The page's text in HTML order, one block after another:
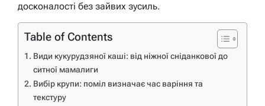
досконалості без зайвих зусиль.
Table of Contents
Види кукурудзяної каші: від ніжної сніданкової до
ситної мамалиги
Вибір крупи: поміл визначає час варіння та
текстуру